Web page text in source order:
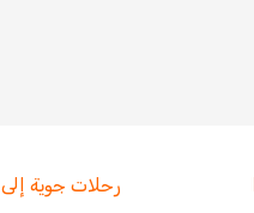
رحلات جوية إلى Oulu